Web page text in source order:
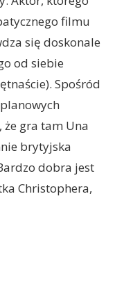
filmu
się doskonale
od siebie
Spośród
że gra tam Una
brytyjska
dobra jest
Christophera,